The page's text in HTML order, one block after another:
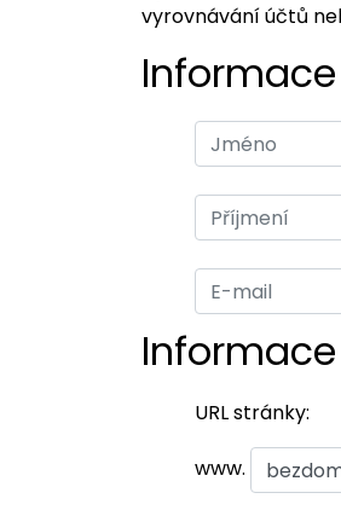
vyrovnávání účtů
URL stránky:
www.